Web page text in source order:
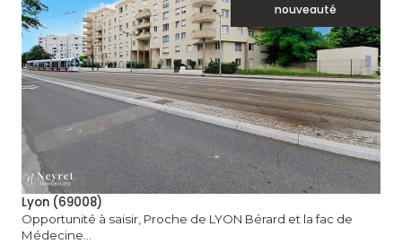
nouveauté
voir le bien
Lyon (69008)
Opportunité à saisir, Proche de LYON Bérard et la fac de
Médecine...